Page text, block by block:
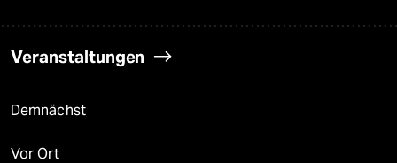
Veranstaltungen
Demnächst
Vor Ort